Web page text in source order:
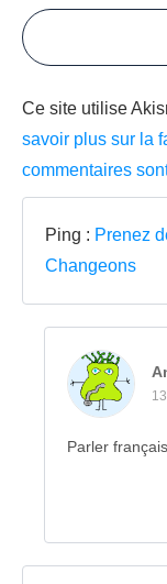
Ce site utilise
savoir plus sur la
commentaires
Ping : Prenez
Changeons
Parler